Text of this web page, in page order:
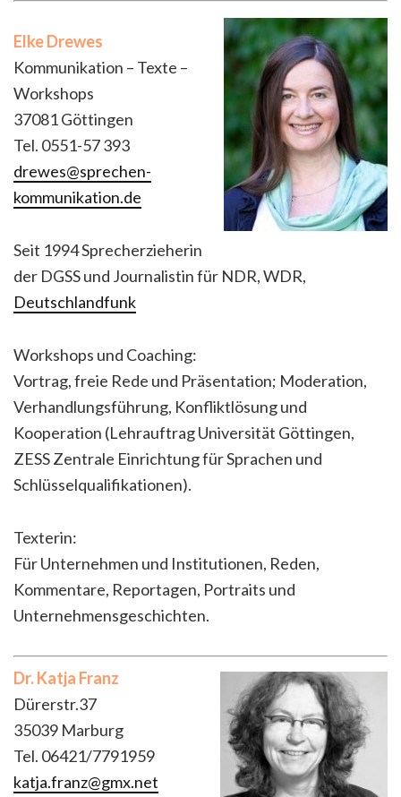
Elke Drewes
Kommunikation – Texte –
Workshops
37081 Göttingen
Tel. 0551-57 393
drewes@sprechen-
kommunikation.de
Seit 1994 Sprecherzieherin
der DGSS und Journalistin für NDR, WDR,
Deutschlandfunk
Workshops und Coaching:
Vortrag, freie Rede und Präsentation; Moderation,
Verhandlungsführung, Konfliktlösung und
Kooperation (Lehrauftrag Universität Göttingen,
ZESS Zentrale Einrichtung für Sprachen und
Schlüsselqualifikationen).
Texterin:
Für Unternehmen und Institutionen, Reden,
Kommentare, Reportagen, Portraits und
Unternehmensgeschichten.
Dr. Katja Franz
Dürerstr.37
35039 Marburg
Tel. 06421/7791959
katja.franz@gmx.net